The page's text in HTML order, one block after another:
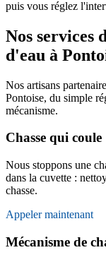
puis vous réglez
Nos services
d'eau à
Nos artisans
Pontoise, du simple
mécanisme.
Chasse qui coule
Nous stoppons une
dans la cuvette :
chasse.
Appeler maintenant
Mécanisme de